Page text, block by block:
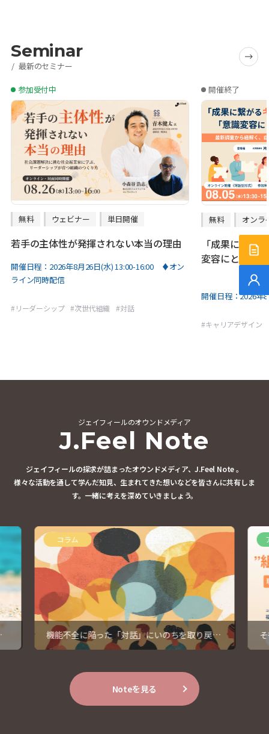
サ
無
Seminar
最新のセミナー
参加受付中
無料 ウェビナー 単日開催
若手の主体性が発揮されない本当の理由
開催日程： 2026年8月26日(水) 13:00-16:00 ♦オン
ライン同時配信
# リーダーシップ #次世代組織 #対話
開催終了
無料 オンラ
「成果に繋が
変容にとどま
開催日程：2026年
#キャリアデザイン
ジェイフィールのオウンドメディア
J.Feel Note
ジェイフィールの探求が詰まったオウンドメディア、J.Feel Note 。
様々な活動を通して学んだ知見、生まれてきた想いなどを皆さんに共有しま
す。 一緒に考えを深めていきましょう。
Noteを見る
コラム
機能不全に陥った「対話」にいのちを取り戻す
④